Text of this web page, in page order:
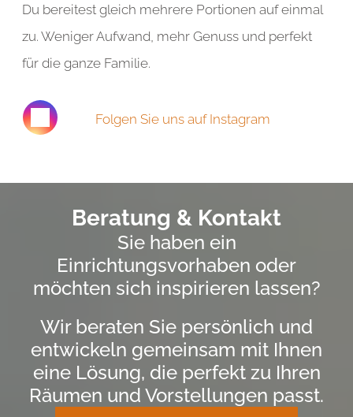
Du bereitest gleich mehrere Portionen auf einmal
zu. Weniger Aufwand, mehr Genuss und perfekt
für die ganze Familie.
Folgen Sie uns auf Instagram
Beratung & Kontakt
Sie haben ein
Einrichtungsvorhaben oder
möchten sich inspirieren lassen?
Wir beraten Sie persönlich und
entwickeln gemeinsam mit Ihnen
eine Lösung, die perfekt zu Ihren
Räumen und Vorstellungen passt.